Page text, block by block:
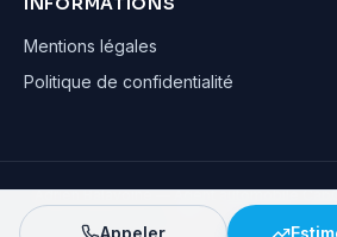
Mentions légales
Politique de confidentialité
Adrien Balavoine—Agent automobile
· Tous droits
Appeler